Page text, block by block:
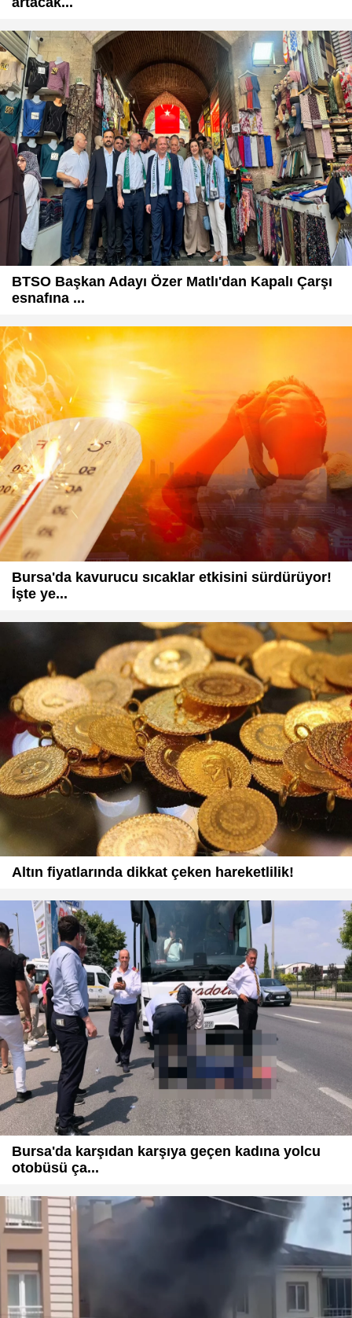
BTSO Başkan Adayı Özer Matlı'dan Kapalı Çarşı
esnafına ...
Bursa'da kavurucu sıcaklar etkisini sürdürüyor!
İşte ye...
Altın fiyatlarında dikkat çeken hareketlilik!
Bursa'da karşıdan karşıya geçen kadına yolcu
otobüsü ça...